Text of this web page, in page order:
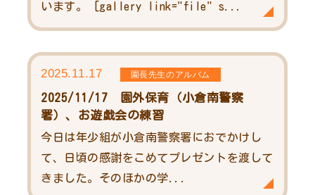
います。 [gallery link="file" s...
2025.11.17 園長先生のアルバム
2025/11/17 園外保育（小倉南警察
署）、お遊戯会の練習
今日は年少組が小倉南警察署におでかけし
て、日頃の感謝をこめてプレゼントを渡して
きました。そのほかの学...